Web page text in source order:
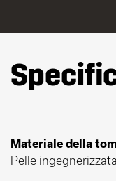
Materiale della
Pelle